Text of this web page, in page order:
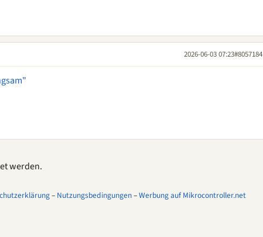
2026-06-03 07:23#8057184
werden.
– Nutzungsbedingungen–Werbung auf Mikrocontroller.net